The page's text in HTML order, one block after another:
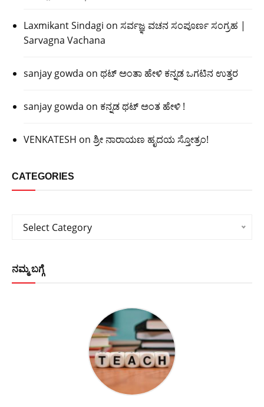
Laxmikant Sindagi on ಸರ್ವಜ್ಞ ವಚನ ಸಂಪೂರ್ಣ ಸಂಗ್ರಹ |
Sarvagna Vachana
sanjay gowda on ಥಟ್ ಅಂತಾ ಹೇಳಿ ಕನ್ನಡ ಒಗಟಿನ ಉತ್ತರ
sanjay gowda on ಕನ್ನಡ ಥಟ್ ಅಂತ ಹೇಳಿ !
VENKATESH on ಶ್ರೀ ನಾರಾಯಣ ಹೃದಯ ಸ್ತೋತ್ರಂ!
CATEGORIES
Categories
Select Category
ನಮ್ಮ ಬಗ್ಗೆ